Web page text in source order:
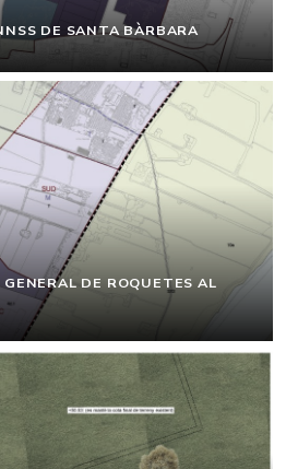
DE SANTA BÀRBARA
DE ROQUETES AL